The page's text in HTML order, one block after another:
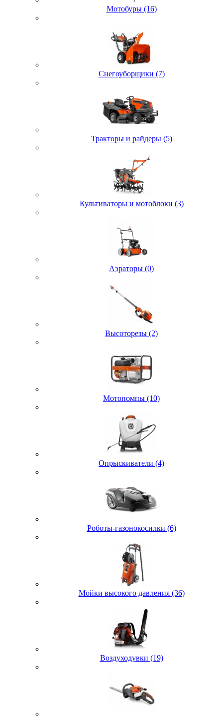
Мотобуры (16)
Снегоуборщики (7)
Тракторы и райдеры (5)
Культиваторы и мотоблоки (3)
Аэраторы (0)
Высоторезы (2)
Мотопомпы (10)
Опрыскиватели (4)
Роботы-газонокосилки (6)
Мойки высокого давления (36)
Воздуходувки (19)